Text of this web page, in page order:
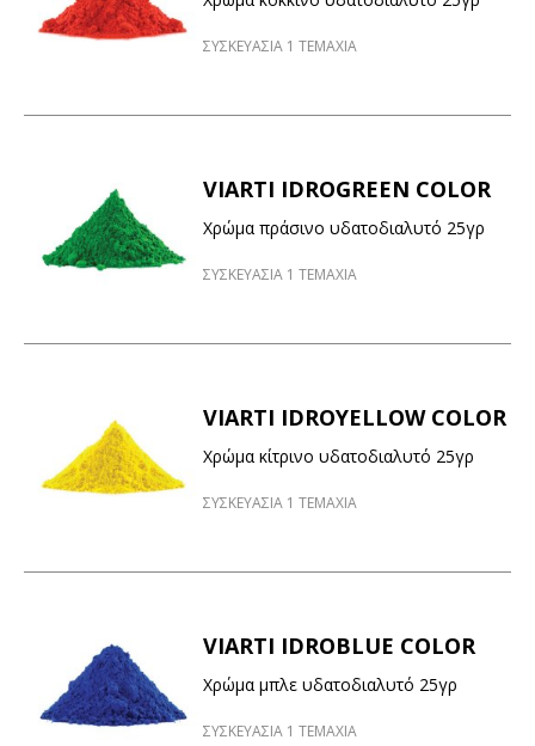
ΣΥΣΚΕΥΑΣΙΑ 1 ΤΕΜΑΧΙΑ
VIARTI IDROGREEN COLOR
Χρώμα πράσινο υδατοδιαλυτό 25γρ
ΣΥΣΚΕΥΑΣΙΑ 1 ΤΕΜΑΧΙΑ
VIARTI IDROYELLOW COLOR
Χρώμα κίτρινο υδατοδιαλυτό 25γρ
ΣΥΣΚΕΥΑΣΙΑ 1 ΤΕΜΑΧΙΑ
VIARTI IDROBLUE COLOR
Χρώμα μπλε υδατοδιαλυτό 25γρ
ΣΥΣΚΕΥΑΣΙΑ 1 ΤΕΜΑΧΙΑ